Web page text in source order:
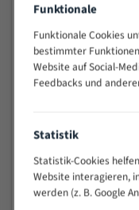
200 -
600
> 500
Vorteile:
schwierigen
wechselnde
Sehr geringe
Funktionale
Funktionale Cookies
bestimmter
Website auf Social-
Feedbacks und
Statistik
Statistik-Cookies
Website interagieren,
werden (z. B. Google